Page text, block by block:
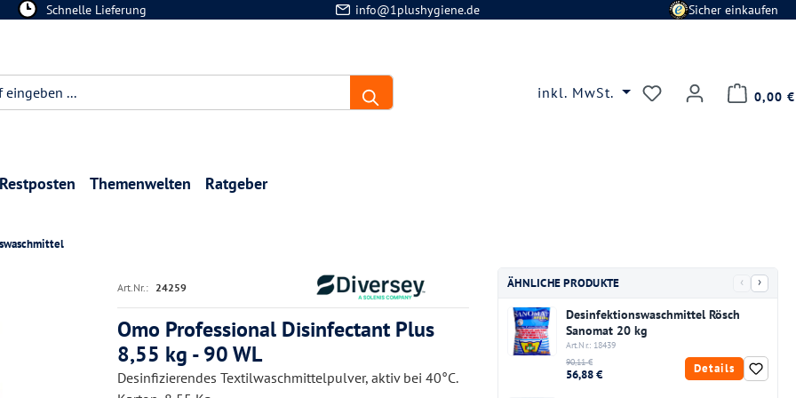
Schnelle Lieferung info@1plushygiene.de Sicher einkaufen
inkl. MwSt. Du hast 0 0,00 €
Restposten Themenwelten Ratgeber
Art.Nr.: 24259
Omo Professional Disinfectant Plus
8,55 kg - 90 WL
Desinfizierendes Textilwaschmittelpulver, aktiv bei 40°C.
ÄHNLICHE PRODUKTE ‹ ›
Desinfektionswaschmittel Rösch
Sanomat 20 kg
Art.Nr.: 18439
90,11 €
56,88 € Details